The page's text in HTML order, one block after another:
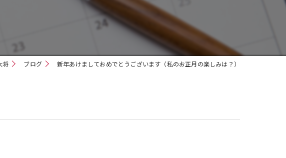
テイクアウト
デリバリー
将 ブログ 新年あけましておめでとうございます（私のお正月の楽しみは？）